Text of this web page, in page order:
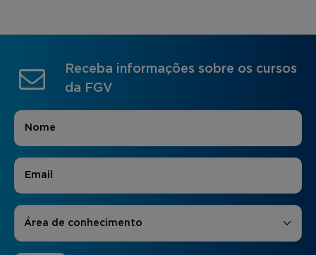
Receba informações sobre os cursos
da FGV
Nome
E-mail
Áreas de Interesse
Área de conhecimento